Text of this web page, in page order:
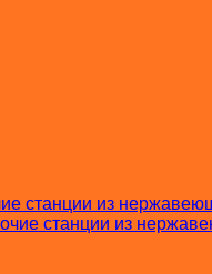
станции из